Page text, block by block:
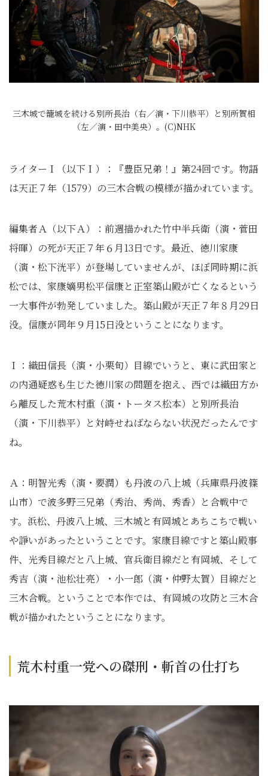
三木城で籠城を続ける別所長治（右／演・下川恭平）と別所賀相
（左／演・田中美央）。(C)NHK
ライターＩ（以下Ｉ）：『豊臣兄弟！』第24回です。物語
は天正７年（1579）の三木合戦の模様が描かれています。
編集者Ａ（以下Ａ）：前週描かれた竹中半兵衛（演・菅田
将暉）の死が天正７年６月13日です。最近、徳川家康
（演・松下洸平）が登場していませんが、ほぼ同時期に浜
松では、家康嫡男松平信康と正室築山殿が亡くなるという
一大事件が勃発していました。築山殿が天正７年８月29日
没。信康が同年９月15日没ということになります。
Ｉ：織田信長（演・小栗旬）目線でいうと、東に武田家と
の内通疑惑も生じた徳川家の問題を抱え、西では織田方か
ら離反した荒木村重（演・トータス松本）と別所長治
（演・下川恭平）と対峙せねばならない状況だったんです
ね。
Ａ：明智光秀（演・要潤）も丹波の八上城（兵庫県丹波篠
山市）で波多野三兄弟（秀治、秀尚、秀香）と合戦中で
す。浜松、丹波八上城、三木城と有岡城とあちこちで戦い
や諍いがあったということです。家康目線ですと築山殿事
件、光秀目線だと八上城、官兵衛目線だと有岡城、そして
秀吉（演・池松壮亮）・小一郎（演・仲野太賀）目線だと
三木合戦。ということで本作では、有岡城の攻防と三木合
戦が描かれたということになります。
荒木村重一党への磔刑・斬首の仕打ち